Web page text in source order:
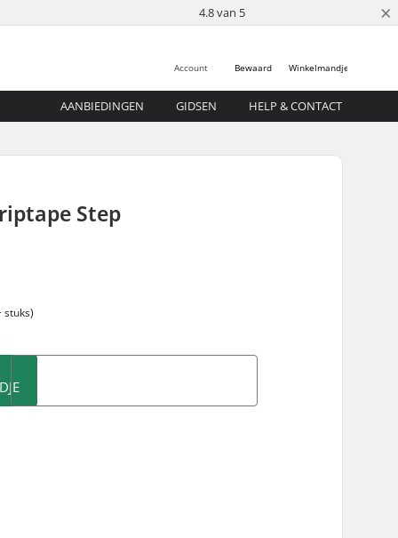
4.8 van 5 ×
Winkelmandje
Bewaard
Account
AANBIEDINGEN GIDSEN HELP & CONTACT
Step
stuks)